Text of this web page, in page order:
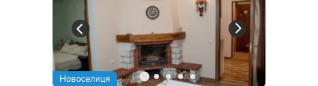
Новоселиця